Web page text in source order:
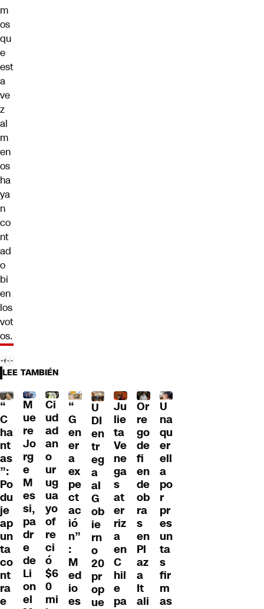
m
os
qu
e
est
a
ve
z
al
m
en
os
ha
ya
n
co
nt
ad
o
bi
en
los
vot
os.
LEE TAMBIÉN
“
C
ha
nt
as
”:
Po
du
je
ap
un
ta
co
nt
ra
e
M
ue
re
Jo
rg
e
M
es
si,
pa
dr
e
de
Li
on
el
Ci
ud
ad
an
o
ur
ug
ua
yo
of
re
ci
ó
$6
0
mi
“
G
en
er
a
ex
pe
ct
ac
ió
n”
:
M
ed
io
es
U
DI
en
tr
eg
a
al
G
ob
ie
rn
o
20
pr
op
ue
Ju
lie
ta
Ve
ne
ga
s
at
er
riz
a
en
C
hil
e
pa
Or
re
go
de
fi
en
de
ob
ra
s
en
Pl
az
a
It
ali
U
na
qu
er
ell
a
po
r
pr
es
un
ta
s
fir
m
as